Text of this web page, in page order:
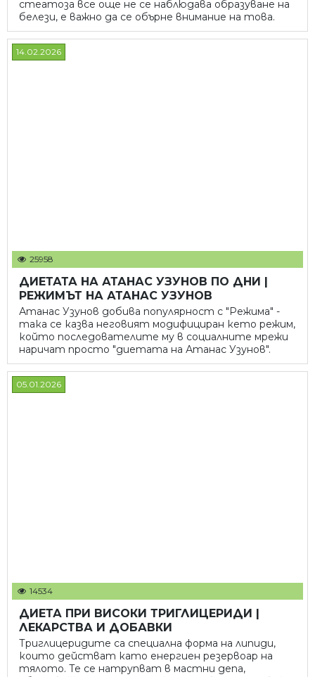
стеатоза все още не се наблюдава образуване на
белези, е важно да се обърне внимание на това.
14.02.2026
25958
ДИЕТАТА НА АТАНАС УЗУНОВ ПО ДНИ |
РЕЖИМЪТ НА АТАНАС УЗУНОВ
Атанас Узунов добива популярност с "Режима" -
така се казва неговият модифициран кето режим,
който последователите му в социалните мрежи
наричат просто "диетата на Атанас Узунов".
05.01.2026
14534
ДИЕТА ПРИ ВИСОКИ ТРИГЛИЦЕРИДИ |
ЛЕКАРСТВА И ДОБАВКИ
Триглицеридите са специална форма на липиди,
които действат като енергиен резервоар на
тялото. Те се натрупват в мастни депа,